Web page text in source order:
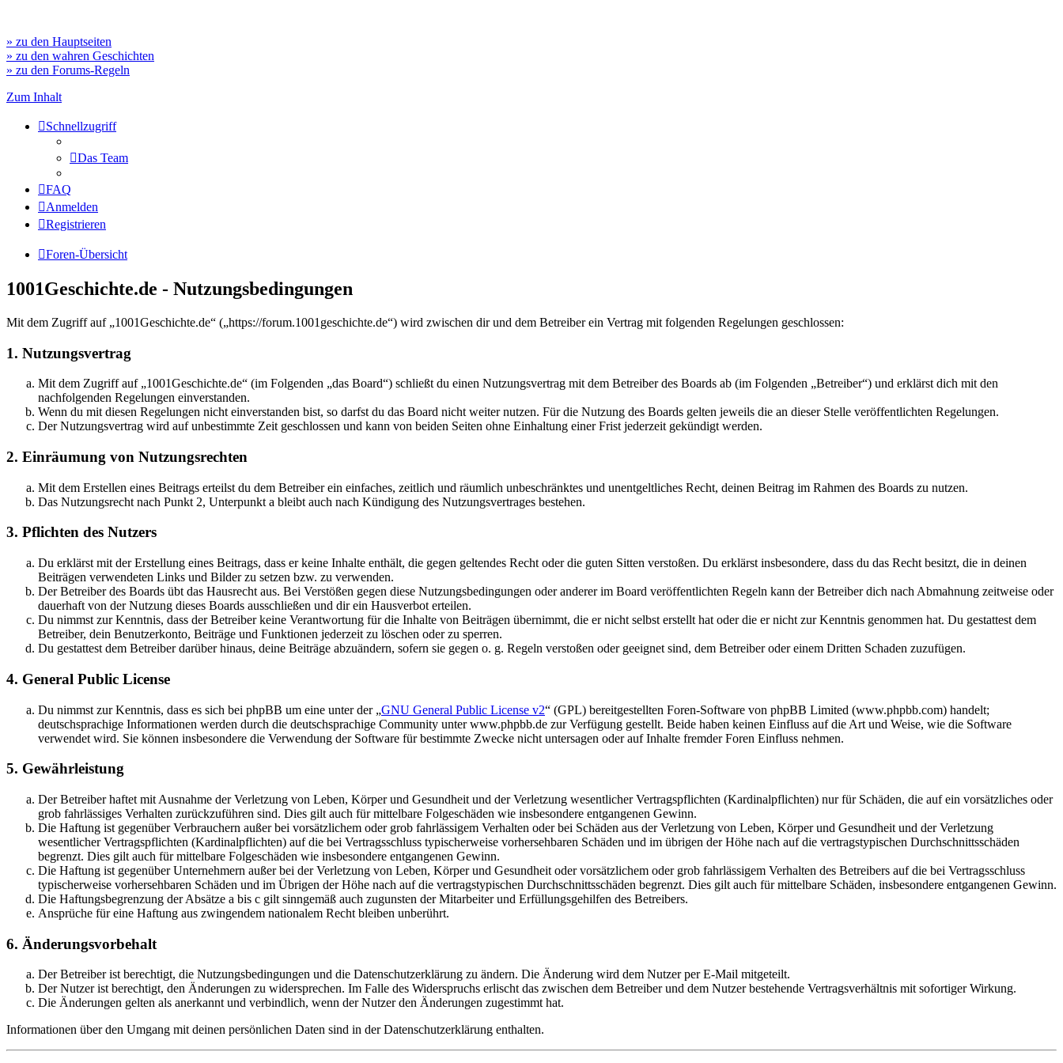
» zu den Hauptseiten
» zu den wahren Geschichten
» zu den Forums-Regeln
Zum Inhalt
Schnellzugriff
Das Team
FAQ
Anmelden
Registrieren
Foren-Übersicht
1001Geschichte.de - Nutzungsbedingungen
Mit dem Zugriff auf „1001Geschichte.de“ („https://forum.1001geschichte.de“) wird zwischen dir und dem Betreiber ein Vertrag mit folgenden Regelungen geschlossen:
1. Nutzungsvertrag
Mit dem Zugriff auf „1001Geschichte.de“ (im Folgenden „das Board“) schließt du einen Nutzungsvertrag mit dem Betreiber des Boards ab (im Folgenden „Betreiber“) und erklärst dich mit den
nachfolgenden Regelungen einverstanden.
Wenn du mit diesen Regelungen nicht einverstanden bist, so darfst du das Board nicht weiter nutzen. Für die Nutzung des Boards gelten jeweils die an dieser Stelle veröffentlichten Regelungen.
Der Nutzungsvertrag wird auf unbestimmte Zeit geschlossen und kann von beiden Seiten ohne Einhaltung einer Frist jederzeit gekündigt werden.
2. Einräumung von Nutzungsrechten
Mit dem Erstellen eines Beitrags erteilst du dem Betreiber ein einfaches, zeitlich und räumlich unbeschränktes und unentgeltliches Recht, deinen Beitrag im Rahmen des Boards zu nutzen.
Das Nutzungsrecht nach Punkt 2, Unterpunkt a bleibt auch nach Kündigung des Nutzungsvertrages bestehen.
3. Pflichten des Nutzers
Du erklärst mit der Erstellung eines Beitrags, dass er keine Inhalte enthält, die gegen geltendes Recht oder die guten Sitten verstoßen. Du erklärst insbesondere, dass du das Recht besitzt, die in deinen
Beiträgen verwendeten Links und Bilder zu setzen bzw. zu verwenden.
Der Betreiber des Boards übt das Hausrecht aus. Bei Verstößen gegen diese Nutzungsbedingungen oder anderer im Board veröffentlichten Regeln kann der Betreiber dich nach Abmahnung zeitweise oder
dauerhaft von der Nutzung dieses Boards ausschließen und dir ein Hausverbot erteilen.
Du nimmst zur Kenntnis, dass der Betreiber keine Verantwortung für die Inhalte von Beiträgen übernimmt, die er nicht selbst erstellt hat oder die er nicht zur Kenntnis genommen hat. Du gestattest dem
Betreiber, dein Benutzerkonto, Beiträge und Funktionen jederzeit zu löschen oder zu sperren.
Du gestattest dem Betreiber darüber hinaus, deine Beiträge abzuändern, sofern sie gegen o. g. Regeln verstoßen oder geeignet sind, dem Betreiber oder einem Dritten Schaden zuzufügen.
4. General Public License
Du nimmst zur Kenntnis, dass es sich bei phpBB um eine unter der „GNU General Public License v2“ (GPL) bereitgestellten Foren-Software von phpBB Limited (www.phpbb.com) handelt;
deutschsprachige Informationen werden durch die deutschsprachige Community unter www.phpbb.de zur Verfügung gestellt. Beide haben keinen Einfluss auf die Art und Weise, wie die Software
verwendet wird. Sie können insbesondere die Verwendung der Software für bestimmte Zwecke nicht untersagen oder auf Inhalte fremder Foren Einfluss nehmen.
5. Gewährleistung
Der Betreiber haftet mit Ausnahme der Verletzung von Leben, Körper und Gesundheit und der Verletzung wesentlicher Vertragspflichten (Kardinalpflichten) nur für Schäden, die auf ein vorsätzliches oder
grob fahrlässiges Verhalten zurückzuführen sind. Dies gilt auch für mittelbare Folgeschäden wie insbesondere entgangenen Gewinn.
Die Haftung ist gegenüber Verbrauchern außer bei vorsätzlichem oder grob fahrlässigem Verhalten oder bei Schäden aus der Verletzung von Leben, Körper und Gesundheit und der Verletzung
wesentlicher Vertragspflichten (Kardinalpflichten) auf die bei Vertragsschluss typischerweise vorhersehbaren Schäden und im übrigen der Höhe nach auf die vertragstypischen Durchschnittsschäden
begrenzt. Dies gilt auch für mittelbare Folgeschäden wie insbesondere entgangenen Gewinn.
Die Haftung ist gegenüber Unternehmern außer bei der Verletzung von Leben, Körper und Gesundheit oder vorsätzlichem oder grob fahrlässigem Verhalten des Betreibers auf die bei Vertragsschluss
typischerweise vorhersehbaren Schäden und im Übrigen der Höhe nach auf die vertragstypischen Durchschnittsschäden begrenzt. Dies gilt auch für mittelbare Schäden, insbesondere entgangenen Gewinn.
Die Haftungsbegrenzung der Absätze a bis c gilt sinngemäß auch zugunsten der Mitarbeiter und Erfüllungsgehilfen des Betreibers.
Ansprüche für eine Haftung aus zwingendem nationalem Recht bleiben unberührt.
6. Änderungsvorbehalt
Der Betreiber ist berechtigt, die Nutzungsbedingungen und die Datenschutzerklärung zu ändern. Die Änderung wird dem Nutzer per E-Mail mitgeteilt.
Der Nutzer ist berechtigt, den Änderungen zu widersprechen. Im Falle des Widerspruchs erlischt das zwischen dem Betreiber und dem Nutzer bestehende Vertragsverhältnis mit sofortiger Wirkung.
Die Änderungen gelten als anerkannt und verbindlich, wenn der Nutzer den Änderungen zugestimmt hat.
Informationen über den Umgang mit deinen persönlichen Daten sind in der Datenschutzerklärung enthalten.